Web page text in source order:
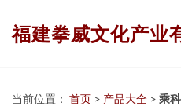
福建拳威文化产业
当前位置： 首页 > 产品大全 > 乘